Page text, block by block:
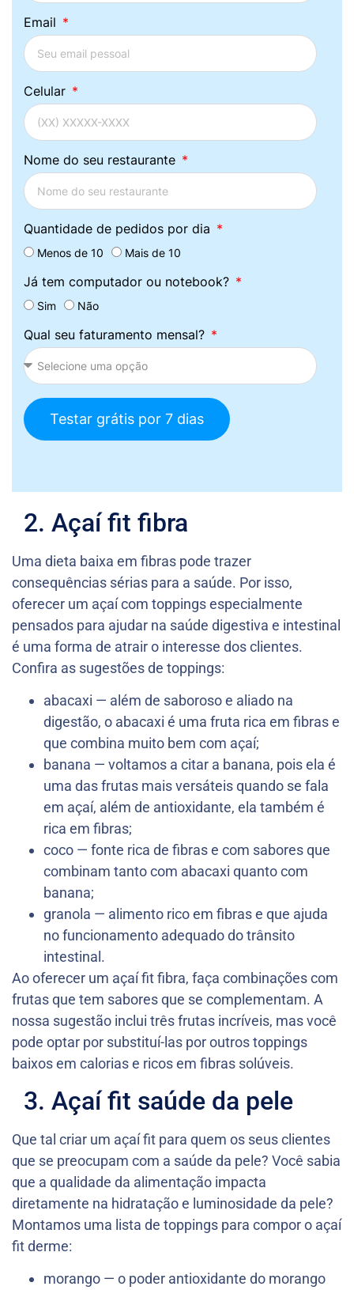
Email
Celular
Nome do seu restaurante
Quantidade de pedidos por dia
Menos de 10 Mais de 10
Já tem computador ou notebook?
Sim Não
Qual seu faturamento mensal?
Testar grátis por 7 dias
2. Açaí fit fibra
Uma dieta baixa em fibras pode trazer
consequências sérias para a saúde. Por isso,
oferecer um açaí com toppings especialmente
pensados para ajudar na saúde digestiva e intestinal
é uma forma de atrair o interesse dos clientes.
Confira as sugestões de toppings:
abacaxi — além de saboroso e aliado na
digestão, o abacaxi é uma fruta rica em fibras e
que combina muito bem com açaí;
banana — voltamos a citar a banana, pois ela é
uma das frutas mais versáteis quando se fala
em açaí, além de antioxidante, ela também é
rica em fibras;
coco — fonte rica de fibras e com sabores que
combinam tanto com abacaxi quanto com
banana;
granola — alimento rico em fibras e que ajuda
no funcionamento adequado do trânsito
intestinal.
Ao oferecer um açaí fit fibra, faça combinações com
frutas que tem sabores que se complementam. A
nossa sugestão inclui três frutas incríveis, mas você
pode optar por substituí-las por outros toppings
baixos em calorias e ricos em fibras solúveis.
3. Açaí fit saúde da pele
Que tal criar um açaí fit para quem os seus clientes
que se preocupam com a saúde da pele? Você sabia
que a qualidade da alimentação impacta
diretamente na hidratação e luminosidade da pele?
Montamos uma lista de toppings para compor o açaí
fit derme:
morango — o poder antioxidante do morango